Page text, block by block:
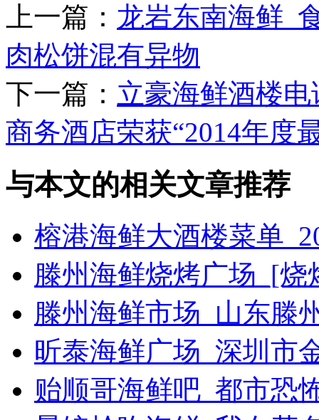
上一篇： 龙岩东南海鲜_
肉松饼混有异物
下一篇： 立豪海鲜酒楼
商务酒店荣获“2014年度
与本文的相关文章推荐
榕港海鲜大酒楼菜单
滕州海鲜烧烤广场_[
滕州海鲜市场_山东滕
昕泰海鲜广场_深圳市
贻顺哥海鲜吧_都市恐